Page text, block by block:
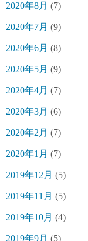
2020年8月 (7)
2020年7月 (9)
2020年6月 (8)
2020年5月 (9)
2020年4月 (7)
2020年3月 (6)
2020年2月 (7)
2020年1月 (7)
2019年12月 (5)
2019年11月 (5)
2019年10月 (4)
2019年9月 (5)